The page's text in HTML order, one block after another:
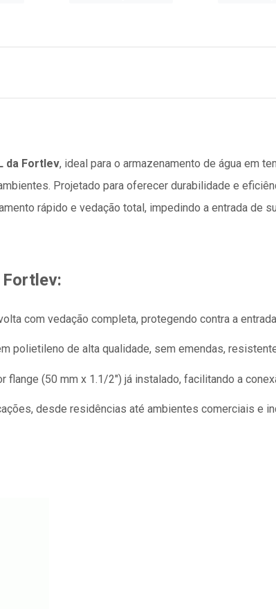
da Fortlev, ideal para o armazenamento de água em
Projetado para oferecer durabilidade e
rápido e vedação total, impedindo a entrada de
com vedação completa, protegendo contra a
polietileno de alta qualidade, sem emendas,
flange (50 mm x 1.1/2″) já instalado, facilitando a
desde residências até ambientes comerciais e